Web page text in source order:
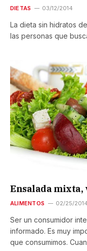
DIETAS 03/12/2014
La dieta sin hidratos
las personas que
Ensalada
ALIMENTOS 02/25/2014
Ser un consumidor
informado. Es muy
que consumimos.